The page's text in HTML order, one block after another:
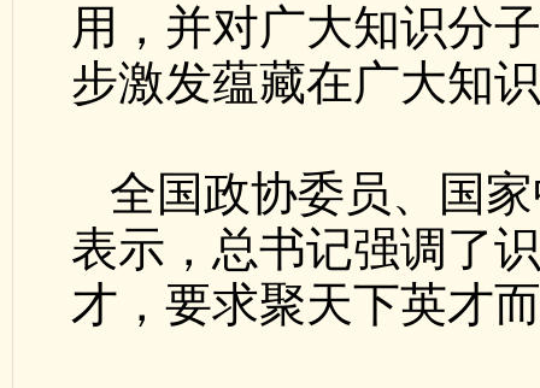
用，并对广大知识分
步激发蕴藏在广大知
全国政协委员、国
表示，总书记强调了
才，要求聚天下英才